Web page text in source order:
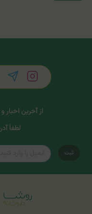
از آخرین
لطفاً
ثبت